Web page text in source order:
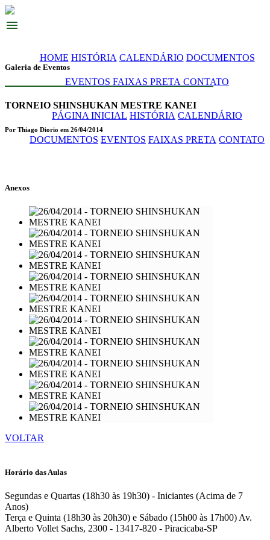
menu
HOME HISTÓRIA CALENDÁRIO DOCUMENTOS
EVENTOS FAIXAS PRETA CONTATO
PÁGINA INICIAL HISTÓRIA CALENDÁRIO
DOCUMENTOS EVENTOS FAIXAS PRETA CONTATO
Galeria de Eventos
TORNEIO SHINSHUKAN MESTRE KANEI
Por Thiago Diorio em 26/04/2014
Anexos
VOLTAR
Horário das Aulas
Segundas e Quartas (18h30 às 19h30) - Iniciantes (Acima de 7
Anos)
Terça e Quinta (18h30 às 20h30) e Sábado (15h00 às 17h00) Av.
Alberto Vollet Sachs, 2300 - 13417-820 - Piracicaba-SP